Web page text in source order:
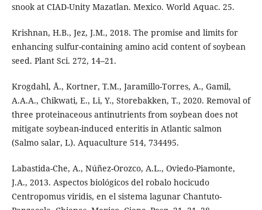
snook at CIAD-Unity Mazatlan. Mexico. World Aquac. 25.
Krishnan, H.B., Jez, J.M., 2018. The promise and limits for
enhancing sulfur-containing amino acid content of soybean
seed. Plant Sci. 272, 14–21.
Krogdahl, Å., Kortner, T.M., Jaramillo-Torres, A., Gamil,
A.A.A., Chikwati, E., Li, Y., Storebakken, T., 2020. Removal of
three proteinaceous antinutrients from soybean does not
mitigate soybean-induced enteritis in Atlantic salmon
(Salmo salar, L). Aquaculture 514, 734495.
Labastida-Che, A., Núñez-Orozco, A.L., Oviedo-Piamonte,
J.A., 2013. Aspectos biológicos del robalo hocicudo
Centropomus viridis, en el sistema lagunar Chantuto-